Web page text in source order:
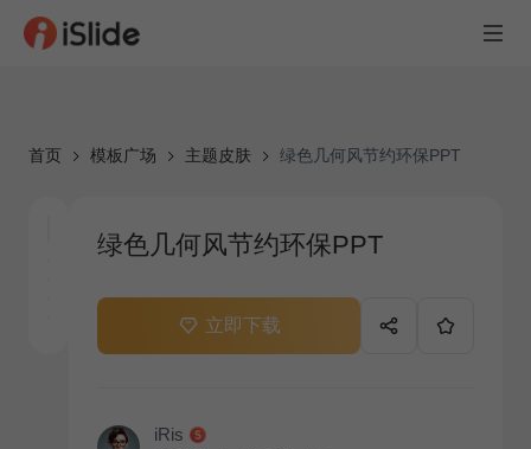
首页 模板广场 主题皮肤 绿色几何风节约环保PPT
绿色几何风节约环保PPT
立即下载
iRis